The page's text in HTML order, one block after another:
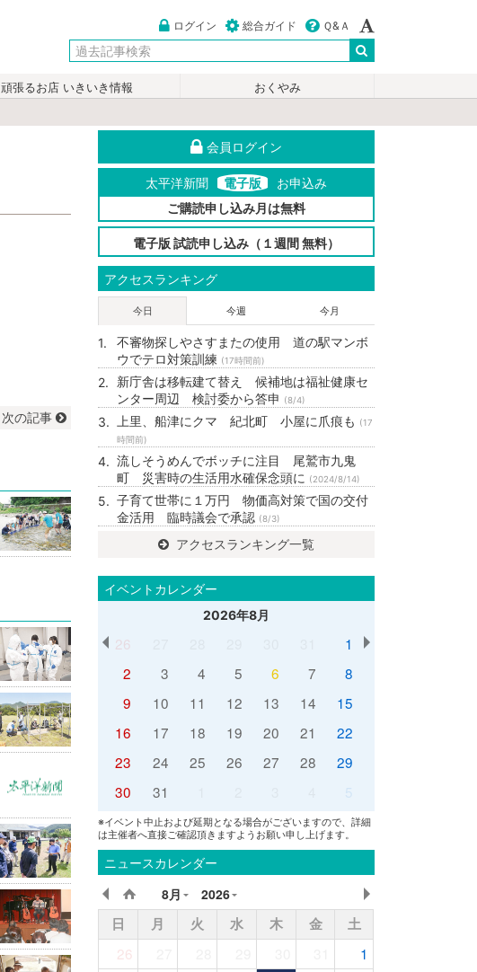
ログイン 総合ガイド Ｑ&Ａ
頑張るお店 いきいき情報
おくやみ
次の記事
会員ログイン
太平洋新聞 電子版
お申込み
ご購読申し込み月は無料
電子版 試読申し込み（１週間 無料）
アクセスランキング
今日 今週 今月
不審物探しやさすまたの使用 道の駅マンボ
ウでテロ対策訓練 (17時間前)
新庁舎は移転建て替え 候補地は福祉健康セ
ンター周辺 検討委から答申
(8/4)
上里、船津にクマ 紀北町 小屋に爪痕も
(17
時間前)
流しそうめんでボッチに注目 尾鷲市九鬼
町 災害時の生活用水確保念頭に
(2024/8/14)
子育て世帯に１万円 物価高対策で国の交付
金活用 臨時議会で承認 (8/3)
アクセスランキング一覧
イベントカレンダー
2026年8月
26
1
2
3 4 5 6 7
8
9
10 11 12 13 14
15
16
17 18 19 20 21
22
23
24 25 26 27 28
29
30
31 5
※イベント中止および延期となる場合がございますので、詳細
は主催者へ直接ご確認頂きますようお願い申し上げます。
ニュースカレンダー
8月 2026
日 月 火 水 木 金
土
26
1